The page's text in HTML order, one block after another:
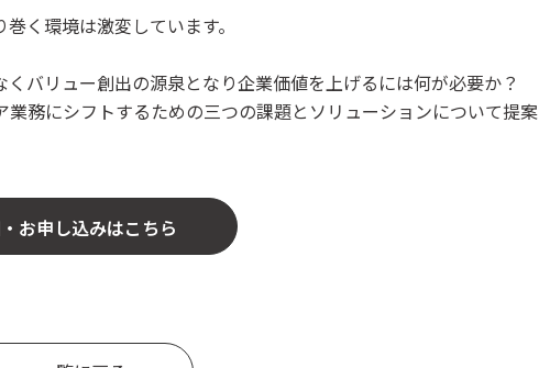
く環境は激変しています。
バリュー創出の源泉となり企業価値を上げるには何が必要か？
務にシフトするための三つの課題とソリューションについて提案
お申し込みはこちら